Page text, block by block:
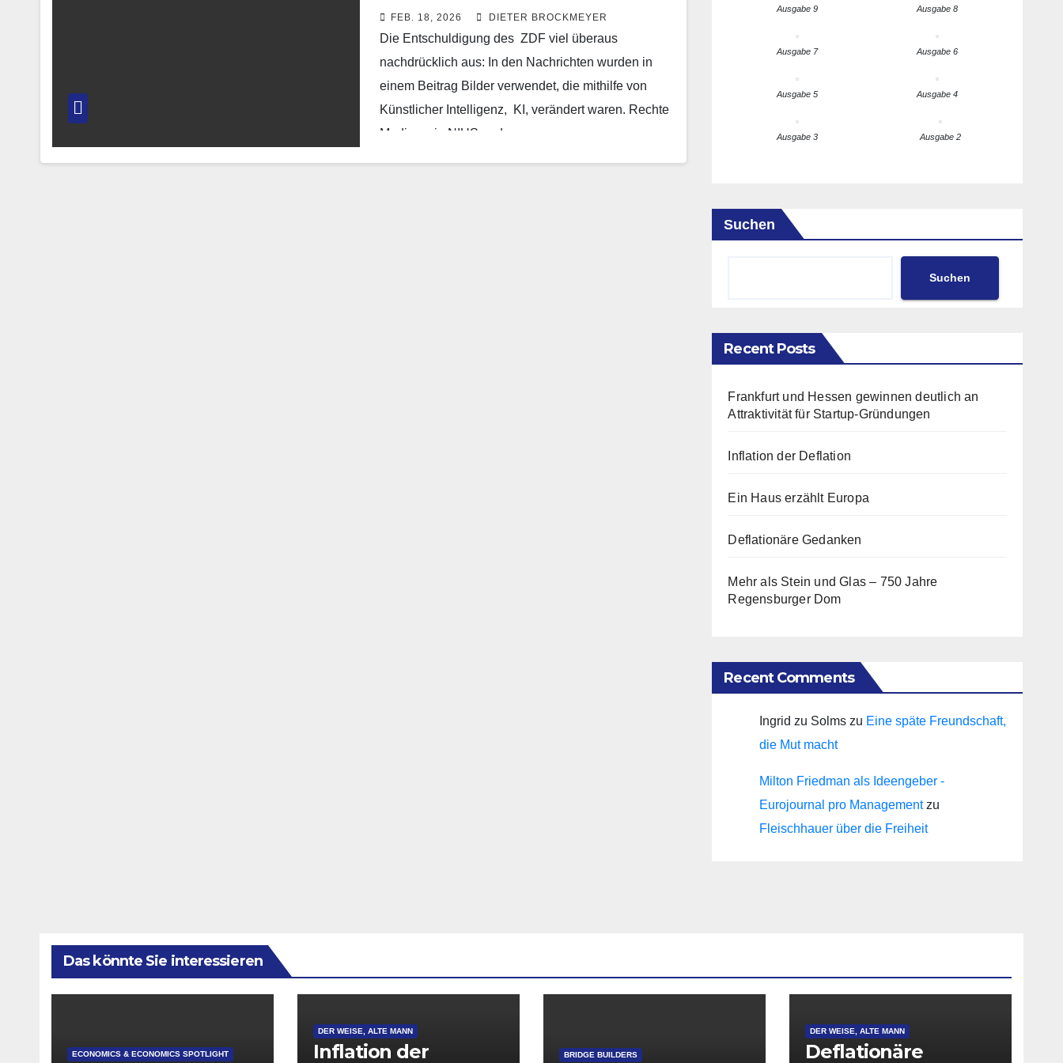
FEB. 18, 2026 DIETER BROCKMEYER
Die Entschuldigung des ZDF viel überaus
nachdrücklich aus: In den Nachrichten wurden in
einem Beitrag Bilder verwendet, die mithilfe von
Künstlicher Intelligenz, KI, verändert waren. Rechte
Medien wie NIUS und…
Ausgabe 9 Ausgabe 8
Ausgabe 7 Ausgabe 6
Ausgabe 5 Ausgabe 4
Ausgabe 3 Ausgabe 2
Suchen
Suchen
Recent Posts
Frankfurt und Hessen gewinnen deutlich an
Attraktivität für Startup-Gründungen
Inflation der Deflation
Ein Haus erzählt Europa
Deflationäre Gedanken
Mehr als Stein und Glas – 750 Jahre
Regensburger Dom
Recent Comments
Ingrid zu Solms zu Eine späte Freundschaft,
die Mut macht
Milton Friedman als Ideengeber -
Eurojournal pro Managementzu
Fleischhauer über die Freiheit
Das könnte Sie interessieren
ECONOMICS & ECONOMICS SPOTLIGHT
DER WEISE, ALTE MANN
Inflation der
BRIDGE BUILDERS
DER WEISE, ALTE MANN
Deflationäre